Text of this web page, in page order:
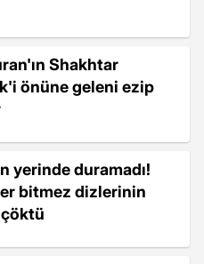
Shakhtar
önüne geleni ezip
yerinde duramadı!
bitmez dizlerinin